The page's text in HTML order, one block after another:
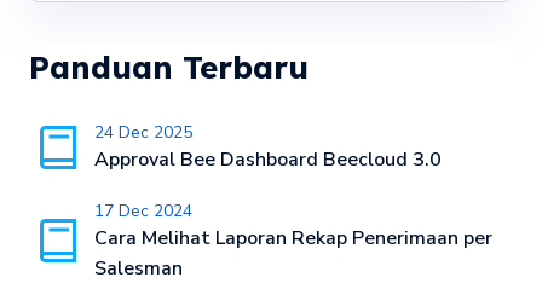
Panduan Terbaru
24 Dec 2025
Approval Bee Dashboard Beecloud 3.0
17 Dec 2024
Cara Melihat Laporan Rekap Penerimaan per
Salesman